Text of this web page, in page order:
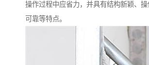
操作过程中应省力，并具有结构新颖、操
可靠等特点。